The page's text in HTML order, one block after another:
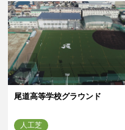
尾道高等学校グラウンド
人工芝